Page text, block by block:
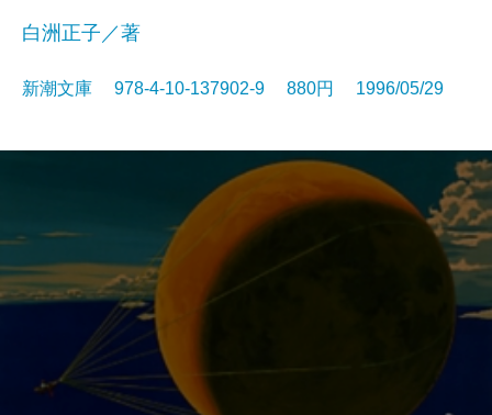
白洲正子／著
新潮文庫 978-4-10-137902-9 880円 1996/05/29